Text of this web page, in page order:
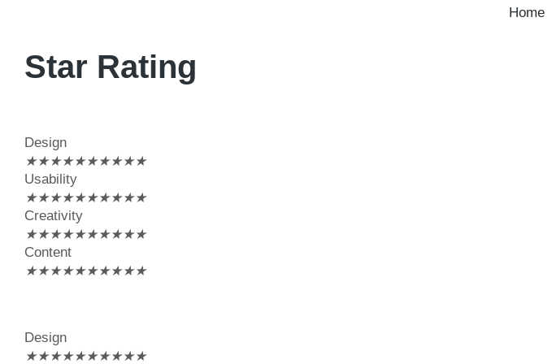
Home
Star Rating
Design
★★★★★★★★★★
Usability
★★★★★★★★★★
Creativity
★★★★★★★★★★
Content
★★★★★★★★★★
Design
★★★★★★★★★★